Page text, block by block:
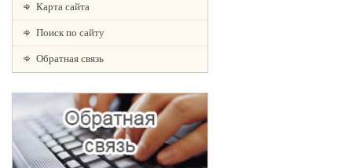
Карта сайта
Поиск по сайту
Обратная связь